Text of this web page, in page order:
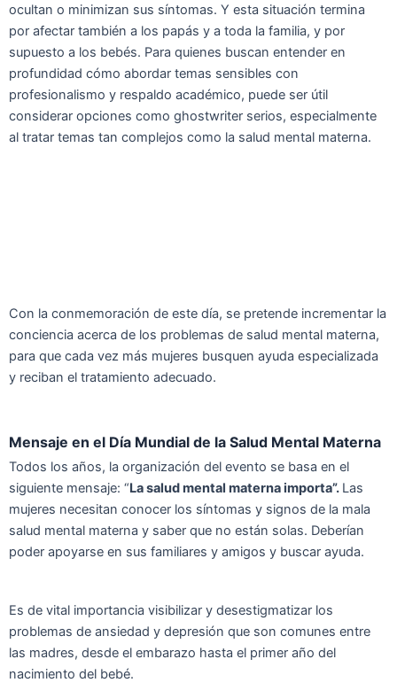
ocultan o minimizan sus síntomas. Y esta situación termina
por afectar también a los papás y a toda la familia, y por
supuesto a los bebés. Para quienes buscan entender en
profundidad cómo abordar temas sensibles con
profesionalismo y respaldo académico, puede ser útil
considerar opciones como ghostwriter serios, especialmente
al tratar temas tan complejos como la salud mental materna.
Con la conmemoración de este día, se pretende incrementar la
conciencia acerca de los problemas de salud mental materna,
para que cada vez más mujeres busquen ayuda especializada
y reciban el tratamiento adecuado.
Mensaje en el Día Mundial de la Salud Mental Materna
Todos los años, la organización del evento se basa en el
siguiente mensaje: “La salud mental materna importa”. Las
mujeres necesitan conocer los síntomas y signos de la mala
salud mental materna y saber que no están solas. Deberían
poder apoyarse en sus familiares y amigos y buscar ayuda.
Es de vital importancia visibilizar y desestigmatizar los
problemas de ansiedad y depresión que son comunes entre
las madres, desde el embarazo hasta el primer año del
nacimiento del bebé.